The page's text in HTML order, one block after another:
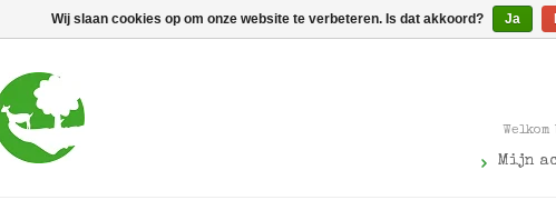
Mijn
Wij slaan cookies op om onze website te verbeteren. Is dat akkoord? Ja